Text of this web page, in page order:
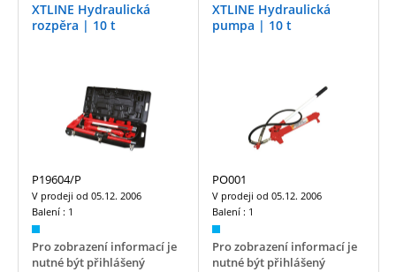
XTLINE Hydraulická
rozpěra | 10 t
P19604/P
V prodeji od 05.12. 2006
Balení : 1
Pro zobrazení informací je
nutné být přihlášený
XTLINE Hydraulická
pumpa | 10 t
PO001
V prodeji od 05.12. 2006
Balení : 1
Pro zobrazení informací je
nutné být přihlášený